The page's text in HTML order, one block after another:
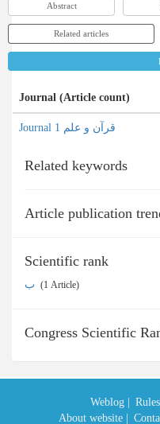
Abstract
Related articles
Journal (Article count)
Journal قرآن و علم 1
Related keywords
Article publication
Scientific rank
‎ (1 Article)
Congress Scientific
Weblog |
About website |